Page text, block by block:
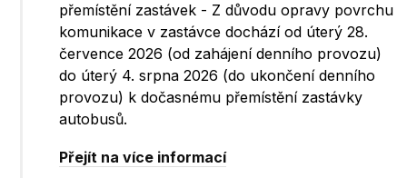
přemístění zastávek - Z důvodu opravy povrchu
komunikace v zastávce dochází od úterý 28.
července 2026 (od zahájení denního provozu)
do úterý 4. srpna 2026 (do ukončení denního
provozu) k dočasnému přemístění zastávky
autobusů.
Přejít na více informací